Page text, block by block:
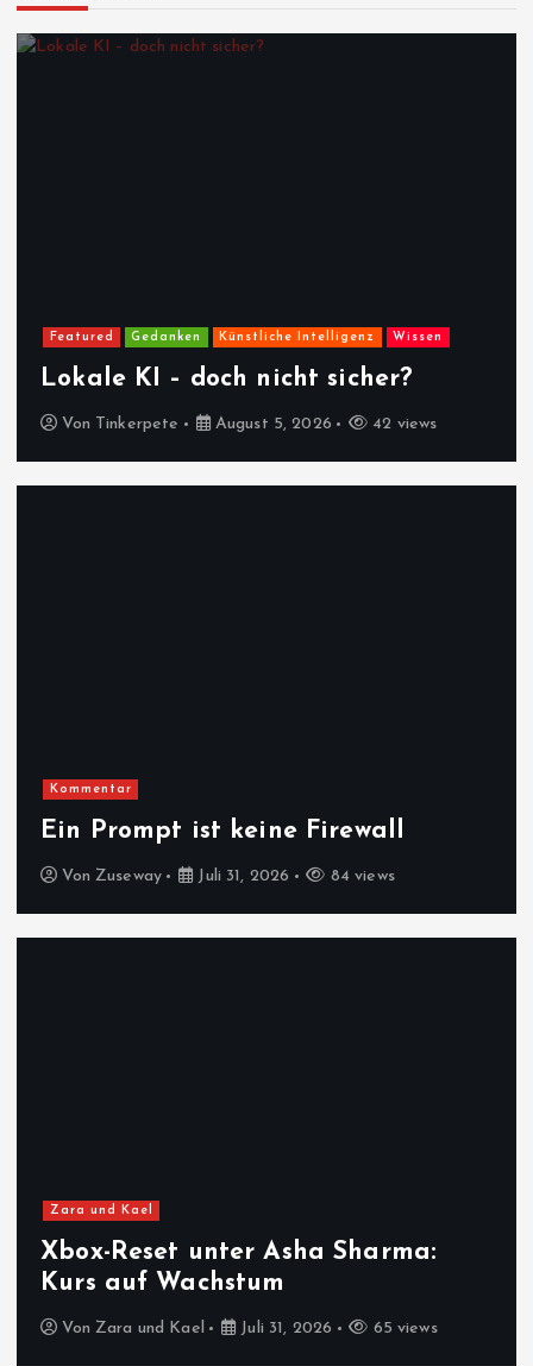
Featured Gedanken Künstliche Intelligenz Wissen
Lokale KI – doch nicht sicher?
Von Tinkerpete August 5, 2026 42 views
Kommentar
Ein Prompt ist keine Firewall
Von Zuseway Juli 31, 2026 84 views
Zara und Kael
Xbox-Reset unter Asha Sharma:
Kurs auf Wachstum
Von Zara und Kael Juli 31, 2026 65 views